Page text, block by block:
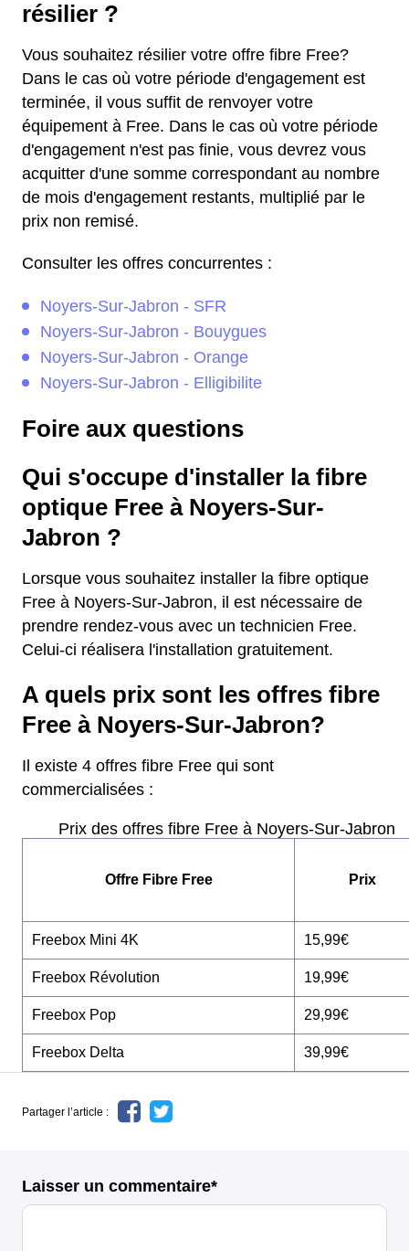
résilier ?
Vous souhaitez résilier votre offre fibre Free?
Dans le cas où votre période d'engagement est
terminée, il vous suffit de renvoyer votre
équipement à Free. Dans le cas où votre période
d'engagement n'est pas finie, vous devrez vous
acquitter d'une somme correspondant au nombre
de mois d'engagement restants, multiplié par le
prix non remisé.
Consulter les offres concurrentes :
Noyers-Sur-Jabron - SFR
Noyers-Sur-Jabron - Bouygues
Noyers-Sur-Jabron - Orange
Noyers-Sur-Jabron - Elligibilite
Foire aux questions
Qui s'occupe d'installer la fibre
optique Free à Noyers-Sur-
Jabron ?
Lorsque vous souhaitez installer la fibre optique
Free à Noyers-Sur-Jabron, il est nécessaire de
prendre rendez-vous avec un technicien Free.
Celui-ci réalisera l'installation gratuitement.
A quels prix sont les offres fibre
Free à Noyers-Sur-Jabron?
Il existe 4 offres fibre Free qui sont
commercialisées :
Prix des offres fibre Free à Noyers-Sur-Jabron
Offre Fibre Free Prix
Freebox Mini 4K 15,99€
Freebox Révolution 19,99€
Freebox Pop 29,99€
Freebox Delta 39,99€
Partager l’article :
Laisser un commentaire*